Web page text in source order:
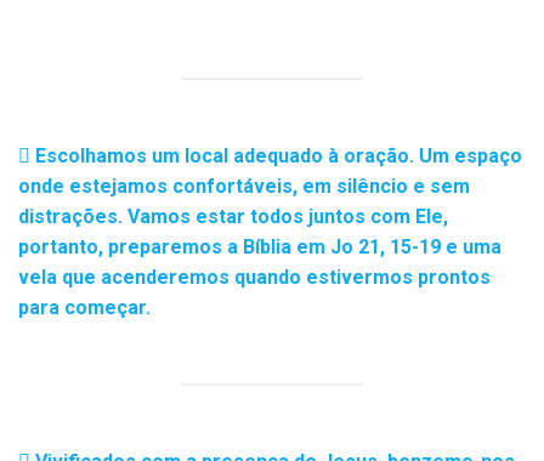
Escolhamos um local adequado à oração. Um espaço
onde estejamos confortáveis, em silêncio e sem
distrações. Vamos estar todos juntos com Ele,
portanto, preparemos a Bíblia em Jo 21, 15-19 e uma
vela que acenderemos quando estivermos prontos
para começar.